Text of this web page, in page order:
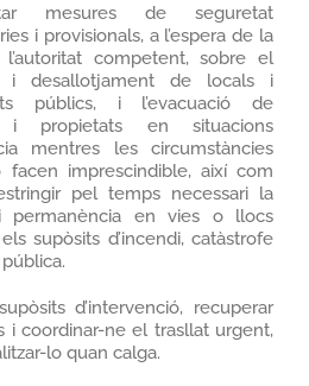
mesures de seguretat
i provisionals, a l’espera de la
competent, sobre el
i desallotjament de locals i
públics, i l’evacuació de
i propietats en situacions
mentres les circumstàncies
imprescindible, així com
pel temps necessari la
permanència en vies o llocs
supòsits d’incendi, catàstrofe
d’intervenció, recuperar
i coordinar-ne el trasllat urgent,
lo quan calga.